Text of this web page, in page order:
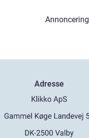
Annoncering
Adresse